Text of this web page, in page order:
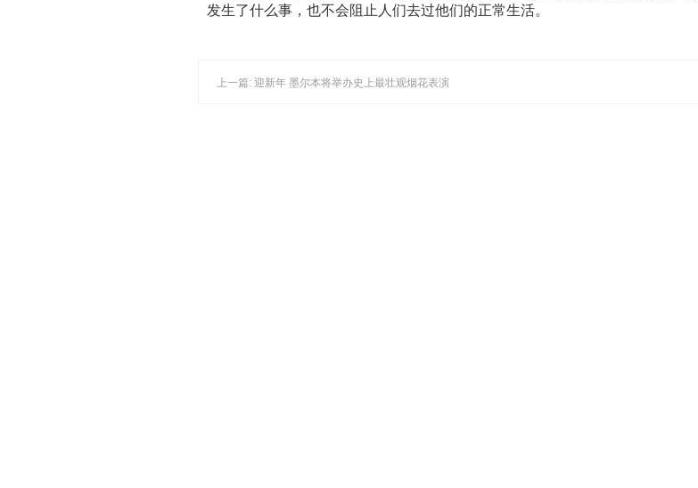
发生了什么事，也不会阻止人们去过他们的正常生活。
上一篇: 迎新年 墨尔本将举办史上最壮观烟花表演